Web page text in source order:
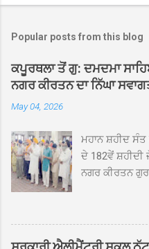
Popular posts from this blog
ਕਪੂਰਥਲਾ ਤੋਂ ਗੁ: ਦਮਦਮਾ
ਨਗਰ ਕੀਰਤਨ ਦਾ ਨਿੱਘਾ
May 04, 2026
ਮਹਾਨ ਸ਼ਹੀਦ ਸੰਤ
ਦੇ 182ਵੇਂ
ਨਗਰ ਕੀਰਤਨ
ਸਰਪ੍ਰਸਤੀ
ਮਹੱਲਾ ਸੰਤਪੁਰਾ
ਭਗਵਾਨਪੁਰ,